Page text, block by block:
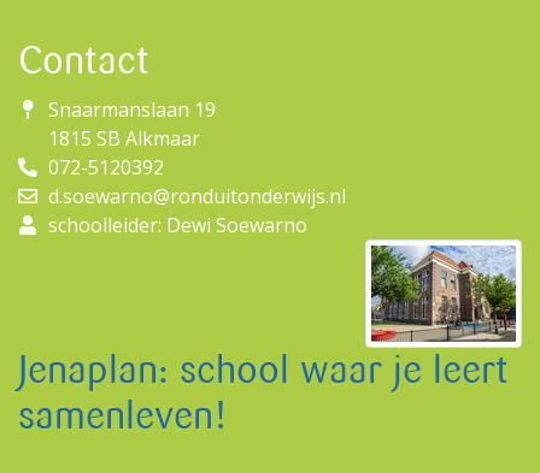
Contact
Snaarmanslaan 19
1815 SB Alkmaar
072-5120392
d.soewarno@ronduitonderwijs.nl
schoolleider: Dewi Soewarno
Jenaplan: school waar je leert
samenleven!